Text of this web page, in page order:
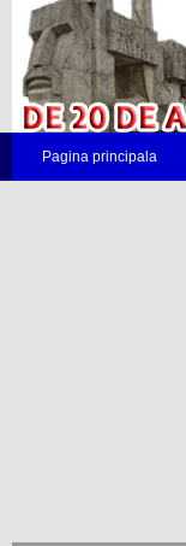
Pagina principala